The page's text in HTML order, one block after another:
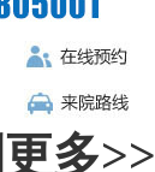
更多>>